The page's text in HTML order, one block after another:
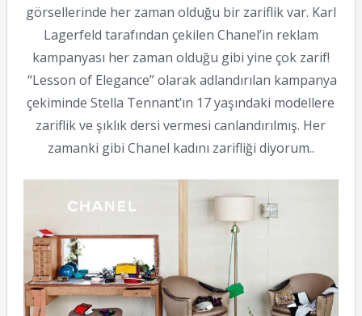
görsellerinde her zaman olduğu bir zariflik var. Karl
Lagerfeld tarafından çekilen Chanel’in reklam
kampanyası her zaman olduğu gibi yine çok zarif!
“Lesson of Elegance” olarak adlandırılan kampanya
çekiminde Stella Tennant’ın 17 yaşındaki modellere
zariflik ve şıklık dersi vermesi canlandırılmış. Her
zamanki gibi Chanel kadını zarifliği diyorum..